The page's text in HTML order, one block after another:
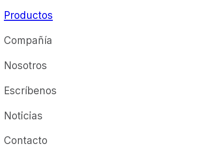
Productos
Compañía
Nosotros
Escríbenos
Noticias
Contacto